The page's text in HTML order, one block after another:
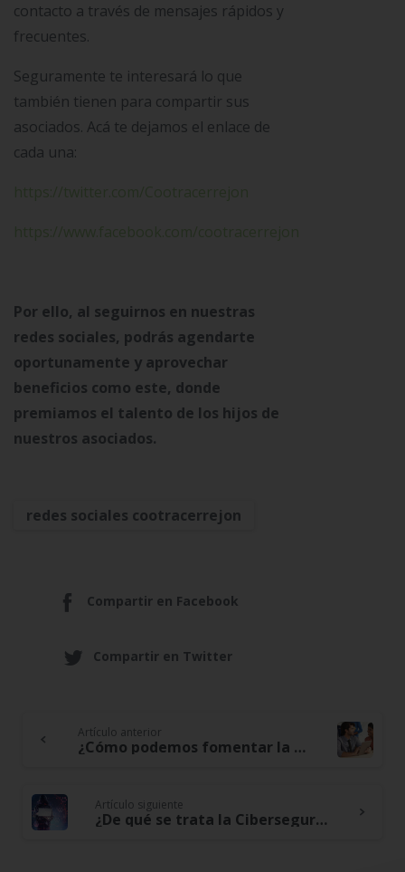
contacto a través de mensajes rápidos y
frecuentes.
Seguramente te interesará lo que
también tienen para compartir sus
asociados. Acá te dejamos el enlace de
cada una:
Por ello, al seguirnos en nuestras
redes sociales, podrás agendarte
oportunamente y aprovechar
beneficios como este, donde
premiamos el talento de los hijos de
nuestros asociados.
redes sociales cootracerrejon
Compartir en Facebook
Compartir en Twitter
Continue
Reading
Artículo anterior
¿Cómo podemos fomentar la economía social y solidaria en nuestra comunidad?
Artículo siguiente
¿De qué se trata la Ciberseguridad en las cooperativas?